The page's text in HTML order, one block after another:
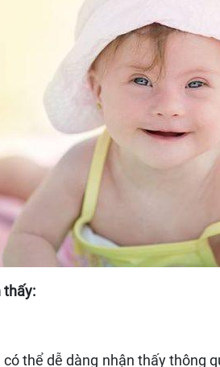
thấy:
thể dễ dàng nhận thấy thông